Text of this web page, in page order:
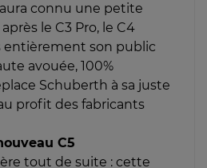
connu une petite
le C3 Pro, le C4
entièrement son public
avouée, 100%
Schuberth à sa juste
profit des fabricants
C5
tout de suite : cette